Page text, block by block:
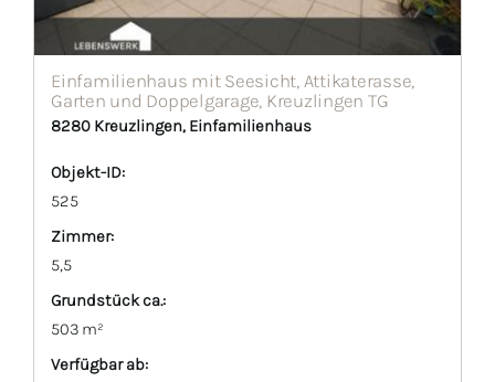
Einfamilienhaus mit Seesicht, Attikaterasse,
Garten und Doppelgarage, Kreuzlingen TG
8280 Kreuzlingen, Einfamilienhaus
Objekt-ID:
525
Zimmer:
5,5
Grund­stück ca.:
503 m²
Verfügbar ab: